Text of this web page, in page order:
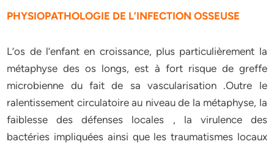
PHYSIOPATHOLOGIE DE L’INFECTION OSSEUSE
L’os de l’enfant en croissance, plus particulièrement la
métaphyse des os longs, est à fort risque de greffe
microbienne du fait de sa vascularisation .Outre le
ralentissement circulatoire au niveau de la métaphyse, la
faiblesse des défenses locales , la virulence des
bactéries impliquées ainsi que les traumatismes locaux